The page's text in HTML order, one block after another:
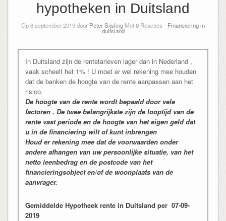
hypotheken in Duitsland
Op 8 september 2019 door Peter Sijsling Met0 Reacties - Financiering in
duitsland
In Duitsland zijn de rentetarieven lager dan in Nederland ,
vaak scheelt het 1% ! U moet er wel rekening mee houden
dat de banken de hoogte van de rente aanpassen aan het
risico.
De hoogte van de rente wordt bepaald door vele
factoren . De twee belangrijkste zijn de looptijd van de
rente vast periode en de hoogte van het eigen geld dat
u in de financiering wilt of kunt inbrengen
Houd er rekening mee dat de voorwaarden onder
andere afhangen van uw persoonlijke situatie, van het
netto leenbedrag en de postcode van het
financieringsobject en/of de woonplaats van de
aanvrager.
Gemiddelde Hypotheek rente in Duitsland per 07-09-
2019